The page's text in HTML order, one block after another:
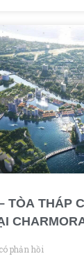
TÒA THÁP
phản hồi